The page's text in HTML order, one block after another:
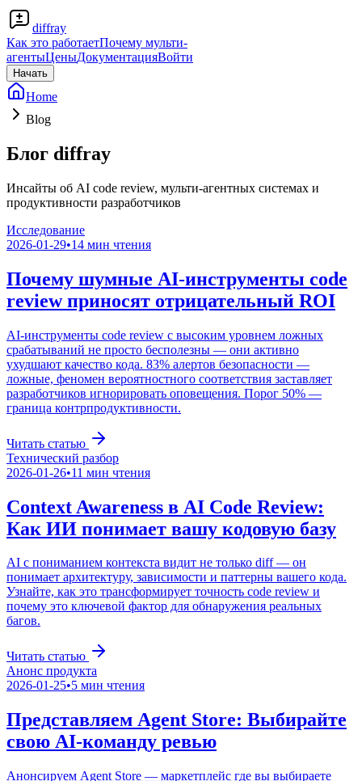
diffray
Как это работаетПочему мульти-
агентыЦеныДокументацияВойти
Начать
Home
Blog
Блог diffray
Инсайты об AI code review, мульти-агентных системах и
продуктивности разработчиков
Исследование
2026-01-29•14 мин чтения
Почему шумные AI-инструменты code
review приносят отрицательный ROI
AI-инструменты code review с высоким уровнем ложных
срабатываний не просто бесполезны — они активно
ухудшают качество кода. 83% алертов безопасности —
ложные, феномен вероятностного соответствия заставляет
разработчиков игнорировать оповещения. Порог 50% —
граница контрпродуктивности.
Читать статью
Технический разбор
2026-01-26•11 мин чтения
Context Awareness в AI Code Review:
Как ИИ понимает вашу кодовую базу
AI с пониманием контекста видит не только diff — он
понимает архитектуру, зависимости и паттерны вашего кода.
Узнайте, как это трансформирует точность code review и
почему это ключевой фактор для обнаружения реальных
багов.
Читать статью
Анонс продукта
2026-01-25•5 мин чтения
Представляем Agent Store: Выбирайте
свою AI-команду ревью
Анонсируем Agent Store — маркетплейс где вы выбираете